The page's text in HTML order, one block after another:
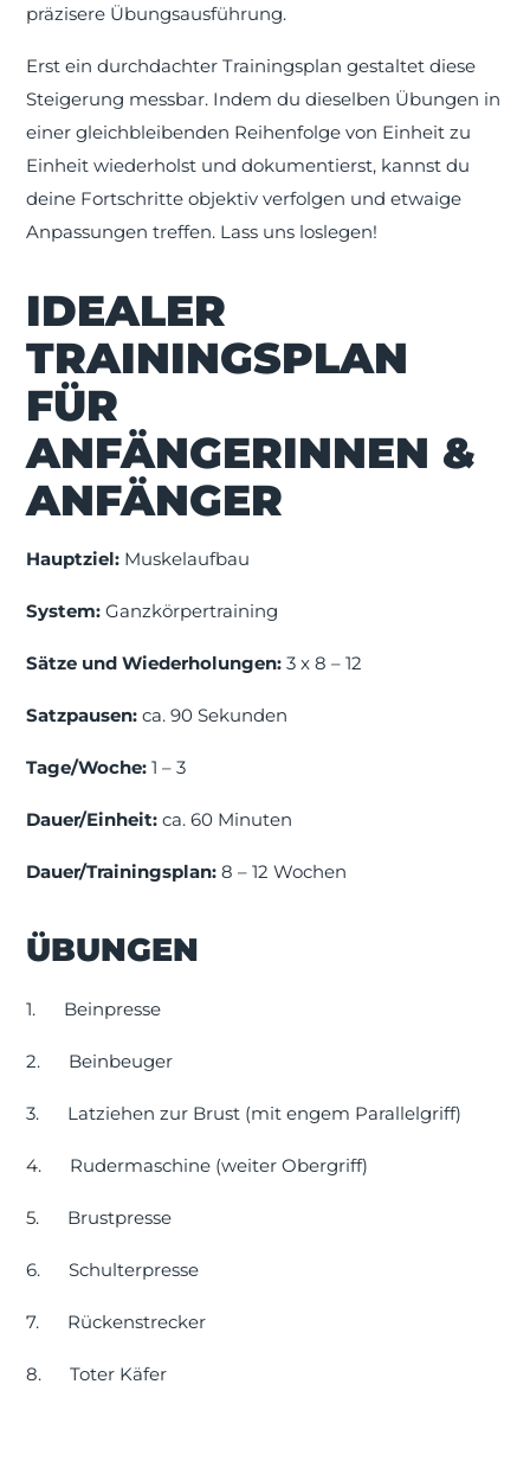
präzisere Übungsausführung.
Erst ein durchdachter Trainingsplan gestaltet diese
Steigerung messbar. Indem du dieselben Übungen in
einer gleichbleibenden Reihenfolge von Einheit zu
Einheit wiederholst und dokumentierst, kannst du
deine Fortschritte objektiv verfolgen und etwaige
Anpassungen treffen. Lass uns loslegen!
IDEALER
TRAININGSPLAN
FÜR
ANFÄNGERINNEN &
ANFÄNGER
Hauptziel: Muskelaufbau
System: Ganzkörpertraining
Sätze und Wiederholungen: 3 x 8 – 12
Satzpausen: ca. 90 Sekunden
Tage/Woche: 1 – 3
Dauer/Einheit: ca. 60 Minuten
Dauer/Trainingsplan: 8 – 12 Wochen
ÜBUNGEN
1. Beinpresse
2. Beinbeuger
3. Latziehen zur Brust (mit engem Parallelgriff)
4. Rudermaschine (weiter Obergriff)
5. Brustpresse
6.Schulterpresse
7. Rückenstrecker
8.Toter Käfer